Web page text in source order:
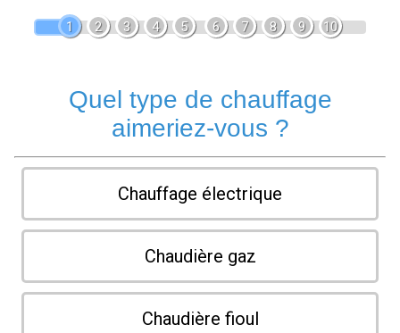
1 2 3 4 5 6 7 8 9 10
Quel type de chauffage
aimeriez-vous ?
Chauffage électrique
Chaudière gaz
Chaudière fioul